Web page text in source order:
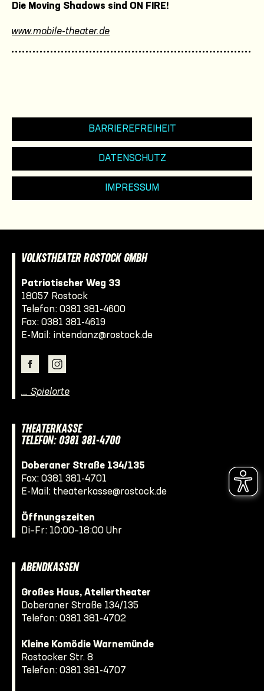
Die Moving Shadows sind ON FIRE!
www.mobile-theater.de
BARRIEREFREIHEIT
DATENSCHUTZ
IMPRESSUM
VOLKSTHEATER ROSTOCK GMBH
Patriotischer Weg 33
18057 Rostock
Telefon: 0381 381-4600
Fax: 0381 381-4619
E-Mail: intendanz@rostock.de
… Spielorte
THEATERKASSE
TELEFON: 0381 381-4700
Doberaner Straße 134/135
Fax: 0381 381-4701
E-Mail: theaterkasse@rostock.de
Öffnungszeiten
Di–Fr: 10:00–18:00 Uhr
ABENDKASSEN
Großes Haus, Ateliertheater
Doberaner Straße 134/135
Telefon: 0381 381-4702
Kleine Komödie Warnemünde
Rostocker Str. 8
Telefon: 0381 381-4707